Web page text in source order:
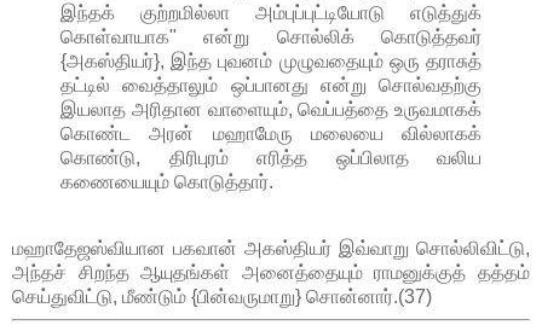
இந்தக் குற்றமில்லா அம்புப்புட்டியோடு எடுத்துக்
கொள்வாயாக" என்று சொல்லிக் கொடுத்தவர்
{அகஸ்தியர்}, இந்த புவனம் முழுவதையும் ஒரு தராசுத்
தட்டில் வைத்தாலும் ஒப்பானது என்று சொல்வதற்கு
இயலாத அரிதான வாளையும், வெப்பத்தை உருவமாகக்
கொண்ட அரன் மஹாமேரு மலையை வில்லாகக்
கொண்டு, திரிபுரம் எரித்த ஒப்பிலாத வலிய
கணையையும் கொடுத்தார்.
மஹாதேஜஸ்வியான பகவான் அகஸ்தியர் இவ்வாறு சொல்லிவிட்டு,
அந்தச் சிறந்த ஆயுதங்கள் அனைத்தையும் ராமனுக்குத் தத்தம்
செய்துவிட்டு, மீண்டும் {பின்வருமாறு} சொன்னார்.(37)